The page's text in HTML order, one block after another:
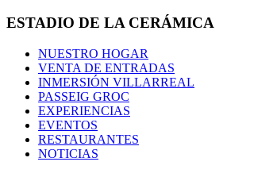
ESTADIO DE LA CERÁMICA
NUESTRO HOGAR
VENTA DE ENTRADAS
INMERSIÓN VILLARREAL
PASSEIG GROC
EXPERIENCIAS
EVENTOS
RESTAURANTES
NOTICIAS